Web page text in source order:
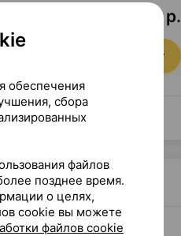
34,48 — 36,40 р.
В корзину
обеспечения
сбора
файлов
позднее время.
о целях,
cookie вы можете
файлов cookie